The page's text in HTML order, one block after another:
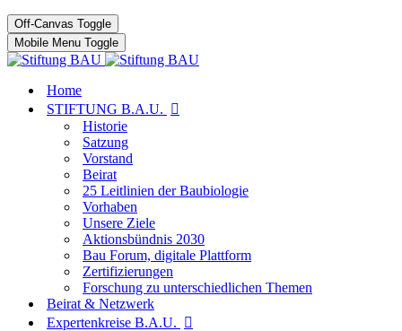
Off-Canvas Toggle
Mobile Menu Toggle
Home
STIFTUNG B.A.U.
Historie
Satzung
Vorstand
Beirat
25 Leitlinien der Baubiologie
Vorhaben
Unsere Ziele
Aktionsbündnis 2030
Bau Forum, digitale Plattform
Zertifizierungen
Forschung zu unterschiedlichen Themen
Beirat & Netzwerk
Expertenkreise B.A.U.